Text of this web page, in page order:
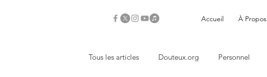
Accueil À Propos
Tous les articles Douteux.org Personnel